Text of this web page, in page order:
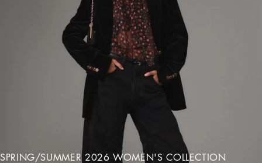
SPRING/SUMMER 2026 WOMEN'S COLLECTION